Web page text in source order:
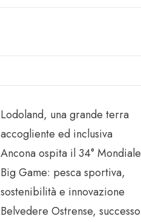
Lodoland, una grande terra
accogliente ed inclusiva
Ancona ospita il 34° Mondiale
Big Game: pesca sportiva,
sostenibilità e innovazione
Belvedere Ostrense, successo